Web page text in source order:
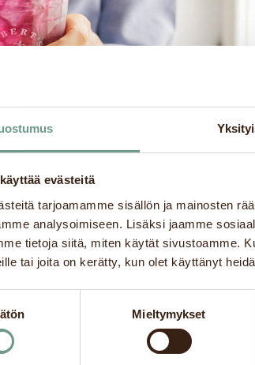
evästeitä
tarjoamamme sisällön ja mainosten
analysoimiseen. Lisäksi jaamme
tietoja siitä, miten käytät sivustoamme.
tai joita on kerätty, kun olet käyttänyt
Mieltymykset